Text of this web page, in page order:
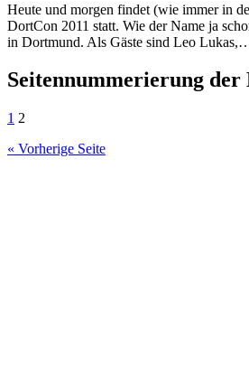
Heute und morgen findet (wie immer in den ungraden Jahren) der
DortCon 2011 statt. Wie der Name ja
in Dortmund. Als Gäste sind Leo
Seitennummerierung der
1 2
« Vorherige Seite